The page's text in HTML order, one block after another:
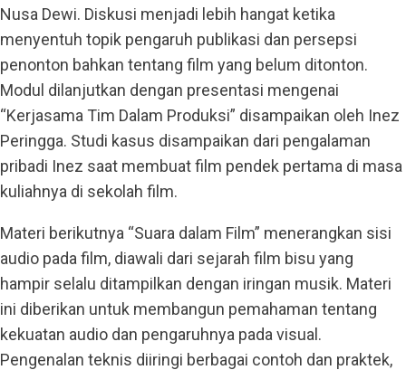
Nusa Dewi. Diskusi menjadi lebih hangat ketika
menyentuh topik pengaruh publikasi dan persepsi
penonton bahkan tentang film yang belum ditonton.
Modul dilanjutkan dengan presentasi mengenai
“Kerjasama Tim Dalam Produksi” disampaikan oleh Inez
Peringga. Studi kasus disampaikan dari pengalaman
pribadi Inez saat membuat film pendek pertama di masa
kuliahnya di sekolah film.
Materi berikutnya “Suara dalam Film” menerangkan sisi
audio pada film, diawali dari sejarah film bisu yang
hampir selalu ditampilkan dengan iringan musik. Materi
ini diberikan untuk membangun pemahaman tentang
kekuatan audio dan pengaruhnya pada visual.
Pengenalan teknis diiringi berbagai contoh dan praktek,